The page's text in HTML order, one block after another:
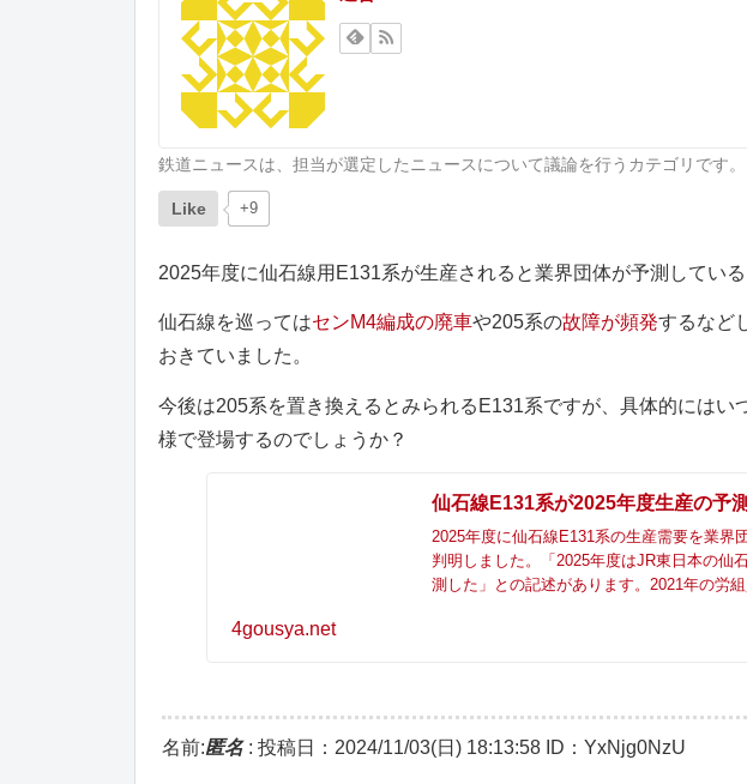
鉄道ニュースは、担当が選定したニュースについて議論を行うカテゴリです。
Like +9
2025年度に仙石線用E131系が生産されると業界団体が予測してい
仙石線を巡ってはセンM4編成の廃車や205系の故障が頻発するなど
おきていました。
今後は205系を置き換えるとみられるE131系ですが、具体的にはい
様で登場するのでしょうか？
仙石線E131系が2025年度生産の予
2025年度に仙石線E131系の生産需要を業界
判明しました。「2025年度はJR東日本の仙
測した」との記述があります。2021年の労
4gousya.net
名前:匿名: 投稿日：2024/11/03(日) 18:13:58 ID：YxNjg0NzU